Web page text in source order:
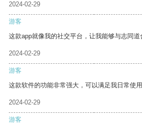
2024-02-29
游客
这款app就像我的社交平台，让我能够与志同道
2024-02-29
游客
这款软件的功能非常强大，可以满足我日常使用
2024-02-29
游客